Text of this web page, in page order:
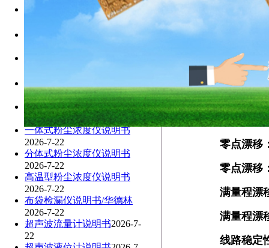
管道外径
探针结构
尘埃颗粒
零点漂移
零点漂移
满量程漂
满量程漂
线路稳定
在线式粉尘检测仪说明书
2026-7-22
高精度粉尘检测仪说明书
2026-7-22
防爆型粉尘检测仪说明书
2026-7-22
一体式粉尘浓度仪说明书
2026-7-22
分体式粉尘浓度仪说明书
2026-7-22
高温型粉尘浓度仪说明书
2026-7-22
布袋检漏仪说明书/华德林
2026-7-22
超声波流量计说明书2026-7-
22